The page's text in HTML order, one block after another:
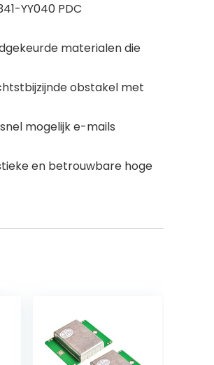
YY040 PDC
materialen die
obstakel met
mogelijk e-mails
en betrouwbare hoge